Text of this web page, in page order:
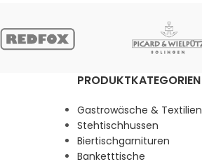
PRODUKTKATEGORIEN
Gastrowäsche & Textilien
Stehtischhussen
Biertischgarnituren
Banketttische